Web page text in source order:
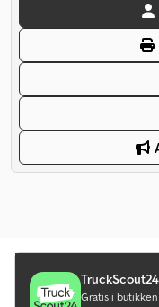
TruckScout24
Gratis i butikken